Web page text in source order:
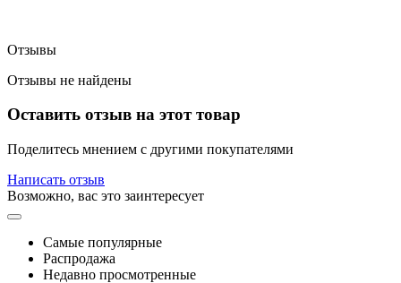
Отзывы
Отзывы не найдены
Оставить отзыв на этот товар
Поделитесь мнением с другими покупателями
Написать отзыв
Возможно, вас это заинтересует
Самые популярные
Распродажа
Недавно просмотренные